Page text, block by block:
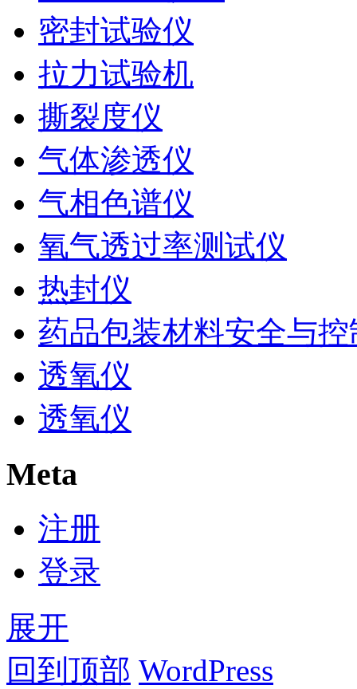
密封试验仪
拉力试验机
撕裂度仪
气体渗透仪
气相色谱仪
氧气透过率测试仪
热封仪
药品包装材料安全与
透氧仪
透氧仪
Meta
注册
登录
展开
回到顶部 WordPress